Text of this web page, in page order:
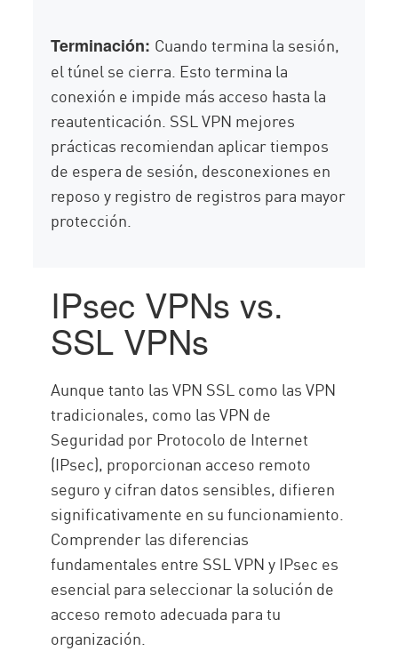
Terminación: Cuando termina la sesión,
el túnel se cierra. Esto termina la
conexión e impide más acceso hasta la
reautenticación. SSL VPN mejores
prácticas recomiendan aplicar tiempos
de espera de sesión, desconexiones en
reposo y registro de registros para mayor
protección.
IPsec VPNs vs.
SSL VPNs
Aunque tanto las VPN SSL como las VPN
tradicionales, como las VPN de
Seguridad por Protocolo de Internet
(IPsec), proporcionan acceso remoto
seguro y cifran datos sensibles, difieren
significativamente en su funcionamiento.
Comprender las diferencias
fundamentales entre SSL VPN y IPsec es
esencial para seleccionar la solución de
acceso remoto adecuada para tu
organización.